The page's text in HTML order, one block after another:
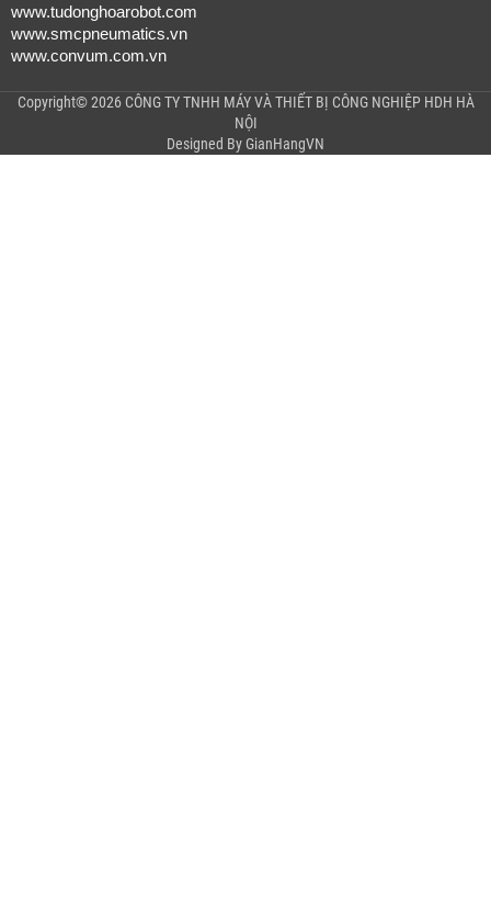
www.tudonghoarobot.com
www.smcpneumatics.vn
www.convum.com.vn
Copyright© 2026 CÔNG TY TNHH MÁY VÀ THIẾT BỊ CÔNG NGHIỆP HDH HÀ
NỘI
Designed By GianHangVN